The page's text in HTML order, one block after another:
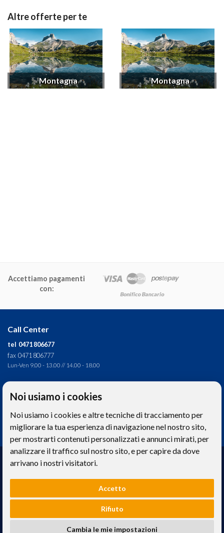
Noi usiamo i cookies
Noi usiamo i cookies e altre tecniche di tracciamento per
migliorare la tua esperienza di navigazione nel nostro sito,
per mostrarti contenuti personalizzati e annunci mirati, per
analizzare il traffico sul nostro sito, e per capire da dove
arrivano i nostri visitatori.
Accetto
Rifiuto
Cambia le mie impostazioni
Altre offerte per te
Montagna Montagna
Accettiamo pagamenti
con:
Call Center
tel 0471 806677
fax 0471 806777
Lun-Ven 9.00 - 13.00 // 14.00 - 18.00
Ignas Tour S.p.A.
Largo Cesare Battisti, 28 - 39044 Egna (BZ) - Italia
P.IVA: 01652670215
Memetic srl- Via Pasqui 28 - 38068 Rovereto (TN)
Le foto e le immagini riprodotte sul sito hanno valore puramente descrittivo. -
e
Ignas Tour S.p.A. - Capitale sociale 120.000,00€ interamente versato | Camera di
Commercio Industria Artigianato e Agricoltura di Bolzano, BZ-154275 |